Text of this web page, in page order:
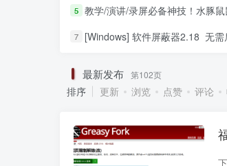
5 教学/演讲/录屏必备神技！水豚鼠鼠标助手
7 [Windows] 软件屏蔽器2.18 无需后台驻留！
最新发布 第102页
排序 更新 浏览 点赞 评论